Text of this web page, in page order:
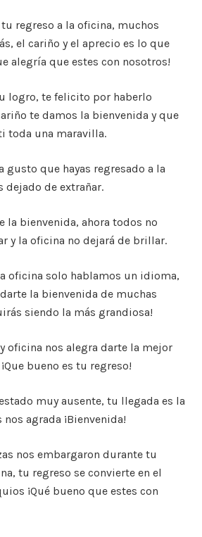
regreso a la oficina, muchos
el cariño y el aprecio es lo que
alegría que estes con nosotros!
logro, te felicito por haberlo
te damos la bienvenida y que
toda una maravilla.
gusto que hayas regresado a la
dejado de extrañar.
la bienvenida, ahora todos no
y la oficina no dejará de brillar.
oficina solo hablamos un idioma,
la bienvenida de muchas
siendo la más grandiosa!
oficina nos alegra darte la mejor
bueno es tu regreso!
muy ausente, tu llegada es la
agrada ¡Bienvenida!
nos embargaron durante tu
tu regreso se convierte en el
¡Qué bueno que estes con